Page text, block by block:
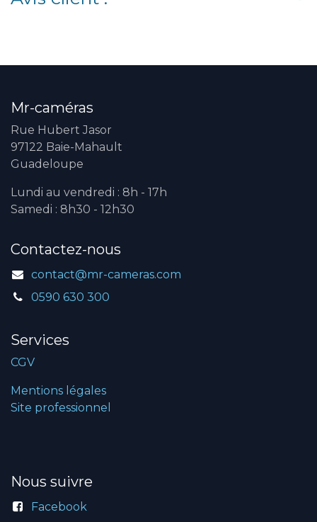
Mr-caméras
Rue Hubert Jasor
97122 Baie-Mahault
Guadeloupe
Lundi au vendredi : 8h - 17h
Samedi : 8h30 - 12h30
Contactez-nous
contact@mr-cameras.com
0590 630 300
Services
CGV
Mentions légales
Site professionnel
Nous suivre
Facebook